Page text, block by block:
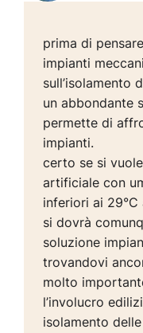
prima di
impianti
sull’isolamento
un abbondante
permette di
impianti.
certo se si
artificiale con
inferiori ai
si dovrà
soluzione
trovandovi
molto
l’involucro
isolamento